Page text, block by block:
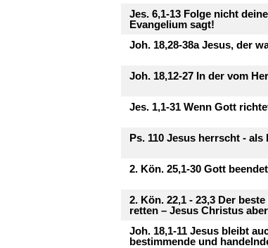
Jes. 6,1-13 Folge nicht
Evangelium sagt!
Joh. 18,28-38a Jesus, der
Joh. 18,12-27 In der vom
Jes. 1,1-31 Wenn Gott
Ps. 110 Jesus herrscht -
2. Kön. 25,1-30 Gott
2. Kön. 22,1 - 23,3 Der
retten – Jesus Christus
Joh. 18,1-11 Jesus bleibt
bestimmende und